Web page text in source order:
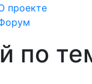
проекте
по